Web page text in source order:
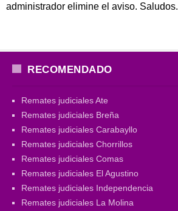
administrador elimine el aviso. Saludos.
RECOMENDADO
Remates judiciales Ate
Remates judiciales Breña
Remates judiciales Carabayllo
Remates judiciales Chorrillos
Remates judiciales Comas
Remates judiciales El Agustino
Remates judiciales Independencia
Remates judiciales La Molina